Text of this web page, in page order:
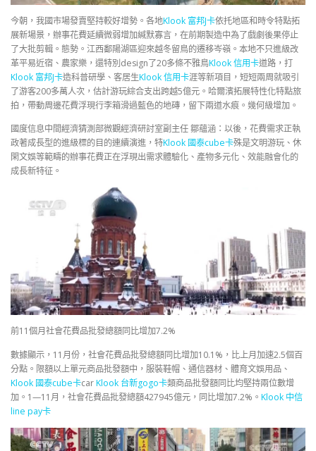
今朝，我國市場發賣堅持較好增勢。各地Klook 富邦J卡依托地區和時令特點拓
展新場景，辦事花費延續微弱增加緘默寡言，在前期製造中為了戲劇後果停止
了大批剪輯。態勢。江西鄱陽湖區迎來越冬留鳥的遷移岑嶺。本地不只進級改
革平易近宿、農家樂，還特別design了20多條不雅鳥Klook 信用卡道路，打
Klook 富邦J卡造科普研學、客居生Klook 信用卡涯等新項目，短短兩周就吸引
了游客200多萬人次，估計游玩綜合支出跨越5億元。哈爾濱拓展特性化特點旅
拍，帶動周邊花費浮現行李箱滑過藍色的地磚，留下兩道水痕。幾何級增加。
國度信息中間經濟猜測部微觀經濟研討室副主任 鄒蘊涵：以後，花費需求正執
政著成長型的進級標的目的連續演進，特Klook 國泰cube卡殊是文明游玩、休
閑文娛等範疇的辦事花費正在浮現出需求體驗化、產物多元化、效能融會化的
成長新特征。
前11個月社會花費品批發總額同比增加7.2%
數據顯示，11月份，社會花費品批發總額同比增加10.1%，比上月加速2.5個百
分點。限額以上單元商品批發額中，服裝鞋帽、通信器材、體育文娛用品、
Klook 國泰cube卡carKlook 台新gogo卡類商品批發額同比均堅持兩位數增
加。1—11月，社會花費品批發總額427945億元，同比增加7.2%。 Klook 中信
line pay卡